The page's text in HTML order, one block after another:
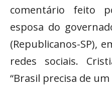
comentário feito
esposa do
(Republicanos-SP),
redes sociais.
“Brasil precisa de um